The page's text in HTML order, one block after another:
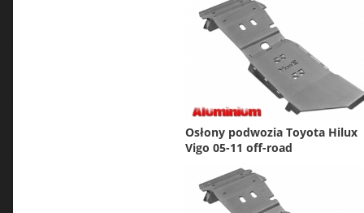
Osłony podwozia Toyota Hilux
Vigo 05-11 off-road